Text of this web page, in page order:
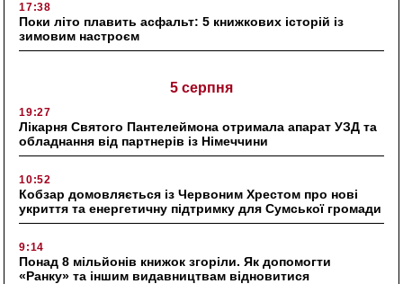
17:38
Поки літо плавить асфальт: 5 книжкових історій із
зимовим настроєм
5 серпня
19:27
Лікарня Святого Пантелеймона отримала апарат УЗД та
обладнання від партнерів із Німеччини
10:52
Кобзар домовляється із Червоним Хрестом про нові
укриття та енергетичну підтримку для Сумської громади
9:14
Понад 8 мільйонів книжок згоріли. Як допомогти
«Ранку» та іншим видавництвам відновитися